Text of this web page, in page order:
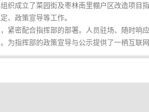
织成立了菜园街及枣林南里棚户区改造项目
、政策宣导等工作。
紧密配合指挥部的部署。人员驻场、随时响
为指挥部的政策宣导与公示提供了一柄互联网